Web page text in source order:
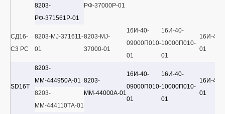
РФ-37000Р-01
8203-
РФ-371561Р-01
СД16-
С3 РС
8203-MJ-371611-
01
8203-MJ-
37000-01
16И-40-
09000П010-
01
16И-40-
10000П010-
01
16И-40-
01
SD16T
8203-
ММ-444950А-01 8203-
ММ-44000А-01
16И-40-
09000П010-
01
16И-40-
10000П010-
01
16И-40-
01
8203-
ММ-444110ТА-01